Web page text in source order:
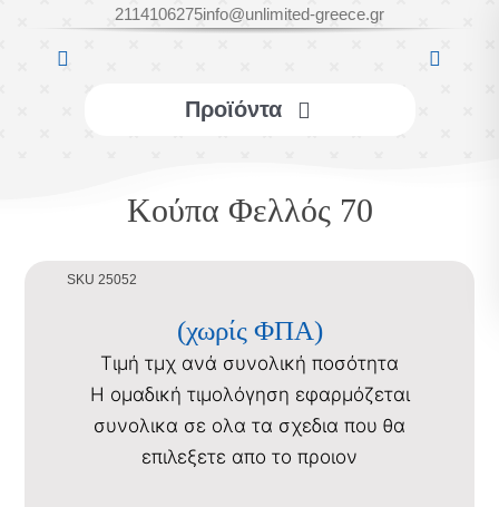
2114106275info@unlimited-greece.gr
Προϊόντα
ΑΞΕΣΟΥΑΡ
ΥΦΑΣΜΑΤΙΝΑ
ΣΑΠΟΥΝΙΑ
Κούπα Φελλός 70
SKU 25052
(χωρίς ΦΠΑ)
Τιμή τμχ ανά συνολική ποσότητα
Η ομαδική τιμολόγηση εφαρμόζεται
συνολικα σε ολα τα σχεδια που θα
επιλεξετε απο το προιον